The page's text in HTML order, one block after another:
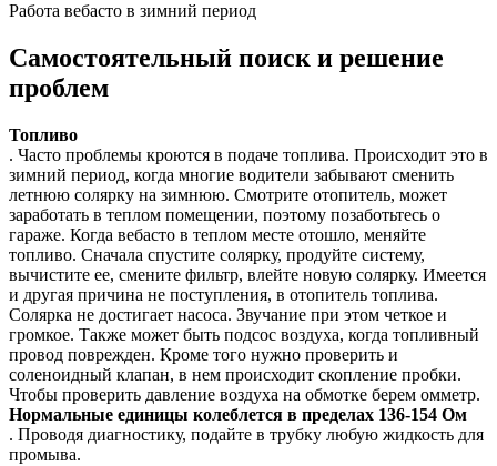
Работа вебасто в зимний период
Самостоятельный поиск и решение
проблем
Топливо
. Часто проблемы кроются в подаче топлива. Происходит это в
зимний период, когда многие водители забывают сменить
летнюю солярку на зимнюю. Смотрите отопитель, может
заработать в теплом помещении, поэтому позаботьтесь о
гараже. Когда вебасто в теплом месте отошло, меняйте
топливо. Сначала спустите солярку, продуйте систему,
вычистите ее, смените фильтр, влейте новую солярку. Имеется
и другая причина не поступления, в отопитель топлива.
Солярка не достигает насоса. Звучание при этом четкое и
громкое. Также может быть подсос воздуха, когда топливный
провод поврежден. Кроме того нужно проверить и
соленоидный клапан, в нем происходит скопление пробки.
Чтобы проверить давление воздуха на обмотке берем омметр.
Нормальные единицы колеблется в пределах 136-154 Ом
. Проводя диагностику, подайте в трубку любую жидкость для
промыва.